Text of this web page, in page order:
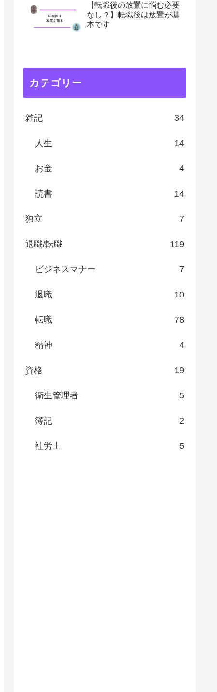
【転職後の放置に悩む必要
なし？】転職後は放置が基
本です
カテゴリー
雑記 34
人生 14
お金 4
読書 14
独立 7
退職/転職 119
ビジネスマナー 7
退職 10
転職 78
精神 4
資格 19
衛生管理者 5
簿記 2
社労士 5